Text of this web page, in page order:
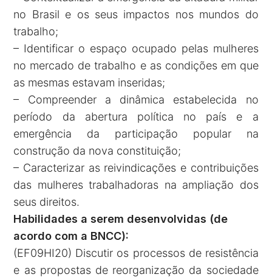
no Brasil e os seus impactos nos mundos do
trabalho;
– Identificar o espaço ocupado pelas mulheres
no mercado de trabalho e as condições em que
as mesmas estavam inseridas;
– Compreender a dinâmica estabelecida no
período da abertura política no país e a
emergência da participação popular na
construção da nova constituição;
– Caracterizar as reivindicações e contribuições
das mulheres trabalhadoras na ampliação dos
seus direitos.
Habilidades a serem desenvolvidas (de
acordo com a BNCC):
(EF09HI20) Discutir os processos de resistência
e as propostas de reorganização da sociedade